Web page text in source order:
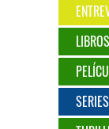
LIBROS